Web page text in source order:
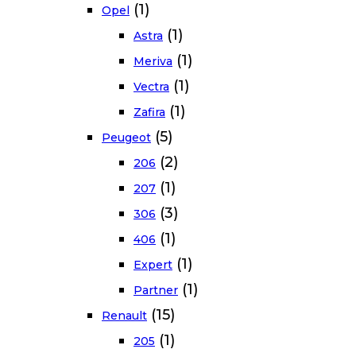
Opel (1)
Astra (1)
Meriva (1)
Vectra (1)
Zafira (1)
Peugeot (5)
206 (2)
207 (1)
306 (3)
406 (1)
Expert (1)
Partner (1)
Renault (15)
205 (1)